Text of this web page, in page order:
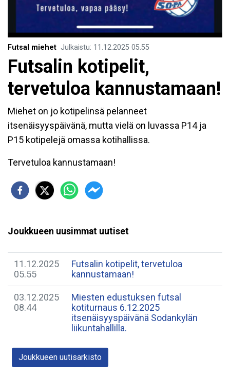
Futsal miehet Julkaistu: 11.12.2025 05.55
Futsalin kotipelit,
tervetuloa kannustamaan!
Miehet on jo kotipelinsä pelanneet
itsenäisyyspäivänä, mutta vielä on luvassa P14 ja
P15 kotipelejä omassa kotihallissa.
Tervetuloa kannustamaan!
Joukkueen uusimmat uutiset
11.12.2025
05.55
Futsalin kotipelit, tervetuloa
kannustamaan!
03.12.2025
08.44
Miesten edustuksen futsal
kotiturnaus 6.12.2025
itsenäisyyspäivänä Sodankylän
liikuntahallilla.
Joukkueen uutisarkisto